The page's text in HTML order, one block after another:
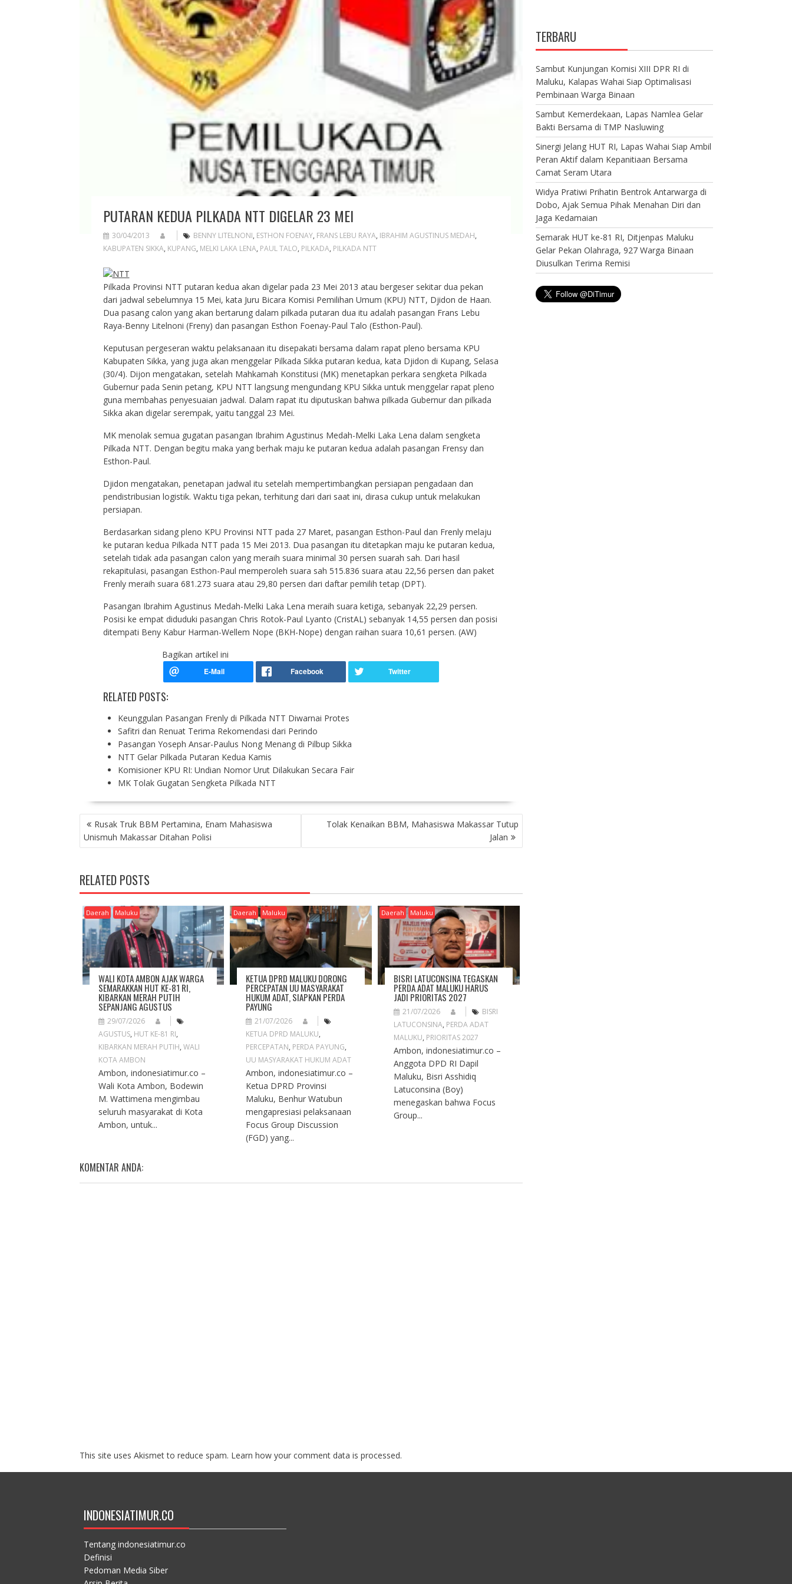
PUTARAN KEDUA PILKADA NTT DIGELAR 23 MEI
30/04/2013 BENNY LITELNONI, ESTHON FOENAY, FRANS LEBU RAYA, IBRAHIM AGUSTINUS MEDAH,
KABUPATEN SIKKA, KUPANG, MELKI LAKA LENA, PAUL TALO, PILKADA, PILKADA NTT
Pilkada Provinsi NTT putaran kedua akan digelar pada 23 Mei 2013 atau bergeser sekitar dua pekan
dari jadwal sebelumnya 15 Mei, kata Juru Bicara Komisi Pemilihan Umum (KPU) NTT, Djidon de Haan.
Dua pasang calon yang akan bertarung dalam pilkada putaran dua itu adalah pasangan Frans Lebu
Raya-Benny Litelnoni (Freny) dan pasangan Esthon Foenay-Paul Talo (Esthon-Paul).
Keputusan pergeseran waktu pelaksanaan itu disepakati bersama dalam rapat pleno bersama KPU
Kabupaten Sikka, yang juga akan menggelar Pilkada Sikka putaran kedua, kata Djidon di Kupang, Selasa
(30/4). Dijon mengatakan, setelah Mahkamah Konstitusi (MK) menetapkan perkara sengketa Pilkada
Gubernur pada Senin petang, KPU NTT langsung mengundang KPU Sikka untuk menggelar rapat pleno
guna membahas penyesuaian jadwal. Dalam rapat itu diputuskan bahwa pilkada Gubernur dan pilkada
Sikka akan digelar serempak, yaitu tanggal 23 Mei.
MK menolak semua gugatan pasangan Ibrahim Agustinus Medah-Melki Laka Lena dalam sengketa
Pilkada NTT. Dengan begitu maka yang berhak maju ke putaran kedua adalah pasangan Frensy dan
Esthon-Paul.
Djidon mengatakan, penetapan jadwal itu setelah mempertimbangkan persiapan pengadaan dan
pendistribusian logistik. Waktu tiga pekan, terhitung dari dari saat ini, dirasa cukup untuk melakukan
persiapan.
Berdasarkan sidang pleno KPU Provinsi NTT pada 27 Maret, pasangan Esthon-Paul dan Frenly melaju
ke putaran kedua Pilkada NTT pada 15 Mei 2013. Dua pasangan itu ditetapkan maju ke putaran kedua,
setelah tidak ada pasangan calon yang meraih suara minimal 30 persen suarah sah. Dari hasil
rekapitulasi, pasangan Esthon-Paul memperoleh suara sah 515.836 suara atau 22,56 persen dan paket
Frenly meraih suara 681.273 suara atau 29,80 persen dari daftar pemilih tetap (DPT).
Pasangan Ibrahim Agustinus Medah-Melki Laka Lena meraih suara ketiga, sebanyak 22,29 persen.
Posisi ke empat diduduki pasangan Chris Rotok-Paul Lyanto (CristAL) sebanyak 14,55 persen dan posisi
ditempati Beny Kabur Harman-Wellem Nope (BKH-Nope) dengan raihan suara 10,61 persen. (AW)
Bagikan artikel ini
RELATED POSTS:
Keunggulan Pasangan Frenly di Pilkada NTT Diwarnai Protes
Safitri dan Renuat Terima Rekomendasi dari Perindo
Pasangan Yoseph Ansar-Paulus Nong Menang di Pilbup Sikka
NTT Gelar Pilkada Putaran Kedua Kamis
Komisioner KPU RI: Undian Nomor Urut Dilakukan Secara Fair
MK Tolak Gugatan Sengketa Pilkada NTT
P
O
S
N
A
V
G
A
T
O
N
Rusak Truk BBM Pertamina, Enam Mahasiswa
Unismuh Makassar Ditahan Polisi
Tolak Kenaikan BBM, Mahasiswa Makassar Tutup
Jalan
RELATED POSTS
Daerah Maluku
WALI KOTA AMBON AJAK WARGA
SEMARAKKAN HUT KE-81 RI,
KIBARKAN MERAH PUTIH
SEPANJANG AGUSTUS
29/07/2026
AGUSTUS, HUT KE-81 RI,
KIBARKAN MERAH PUTIH, WALI
KOTA AMBON
Ambon, indonesiatimur.co –
Wali Kota Ambon, Bodewin
M. Wattimena mengimbau
seluruh masyarakat di Kota
Ambon, untuk...
Daerah Maluku
KETUA DPRD MALUKU DORONG
PERCEPATAN UU MASYARAKAT
HUKUM ADAT, SIAPKAN PERDA
PAYUNG
21/07/2026
KETUA DPRD MALUKU,
PERCEPATAN, PERDA PAYUNG,
UU MASYARAKAT HUKUM ADAT
Ambon, indonesiatimur.co –
Ketua DPRD Provinsi
Maluku, Benhur Watubun
mengapresiasi pelaksanaan
Focus Group Discussion
(FGD) yang...
Daerah Maluku
BISRI LATUCONSINA TEGASKAN
PERDA ADAT MALUKU HARUS
JADI PRIORITAS 2027
21/07/2026
BISRI
LATUCONSINA, PERDA ADAT
MALUKU, PRIORITAS 2027
Ambon, indonesiatimur.co –
Anggota DPD RI Dapil
Maluku, Bisri Asshidiq
Latuconsina (Boy)
menegaskan bahwa Focus
Group...
KOMENTAR ANDA:
This site uses Akismet to reduce spam. Learn how your comment data is processed.
TERBARU
Sambut Kunjungan Komisi XIII DPR RI di
Maluku, Kalapas Wahai Siap Optimalisasi
Pembinaan Warga Binaan
Sambut Kemerdekaan, Lapas Namlea Gelar
Bakti Bersama di TMP Nasluwing
Sinergi Jelang HUT RI, Lapas Wahai Siap Ambil
Peran Aktif dalam Kepanitiaan Bersama
Camat Seram Utara
Widya Pratiwi Prihatin Bentrok Antarwarga di
Dobo, Ajak Semua Pihak Menahan Diri dan
Jaga Kedamaian
Semarak HUT ke-81 RI, Ditjenpas Maluku
Gelar Pekan Olahraga, 927 Warga Binaan
Diusulkan Terima Remisi
INDONESIATIMUR.CO
Tentang indonesiatimur.co
Definisi
Pedoman Media Siber